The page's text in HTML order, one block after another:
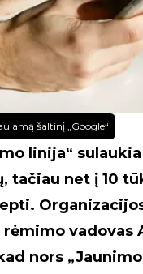
šaltinį „Google“
linija“
tačiau net į 10
vadovas
nors